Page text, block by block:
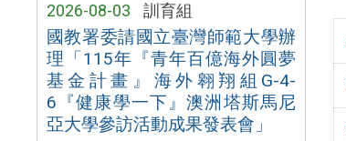
2026-08-03 訓育組
國教署委請國立臺灣師範大學辦
理「115年『青年百億海外圓夢
基金計畫』海外翱翔組G-4-
6『健康學一下』澳洲塔斯馬尼
亞大學參訪活動成果發表會」